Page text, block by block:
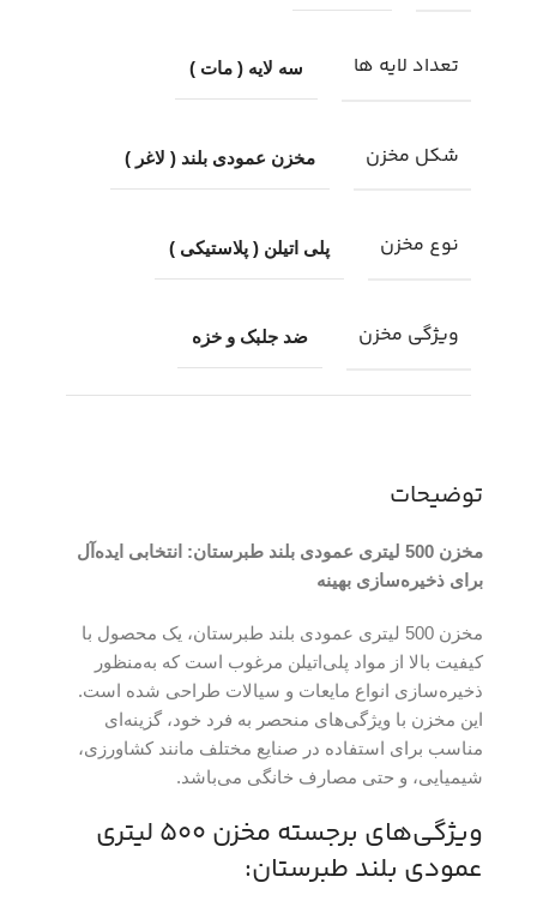
توضیحات
مخزن 500 لیتری عمودی بلند طبرستان: انتخابی ایده‌آل
برای ذخیره‌سازی بهینه
مخزن 500 لیتری عمودی بلند طبرستان، یک محصول با
کیفیت بالا از مواد پلی‌اتیلن مرغوب است که به‌منظور
ذخیره‌سازی انواع مایعات و سیالات طراحی شده است.
این مخزن با ویژگی‌های منحصر به فرد خود، گزینه‌ای
مناسب برای استفاده در صنایع مختلف مانند کشاورزی،
شیمیایی، و حتی مصارف خانگی می‌باشد.
ویژگی‌های برجسته مخزن 500 لیتری
عمودی بلند طبرستان:
تعداد لایه ها سه لایه ( مات )
شکل مخزن مخزن عمودی بلند ( لاغر )
نوع مخزن پلی اتیلن ( پلاستیکی )
ویژگی مخزن ضد جلبک و خزه